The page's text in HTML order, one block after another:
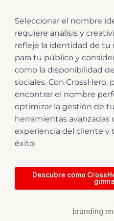
Seleccionar el nombre
requiere análisis y
refleje la identidad de tu
para tu público y
como la disponibilidad
sociales. Con CrossHero,
encontrar el nombre
optimizar la gestión de
herramientas avanzadas
experiencia del cliente y
éxito.
Descubre cómo
branding